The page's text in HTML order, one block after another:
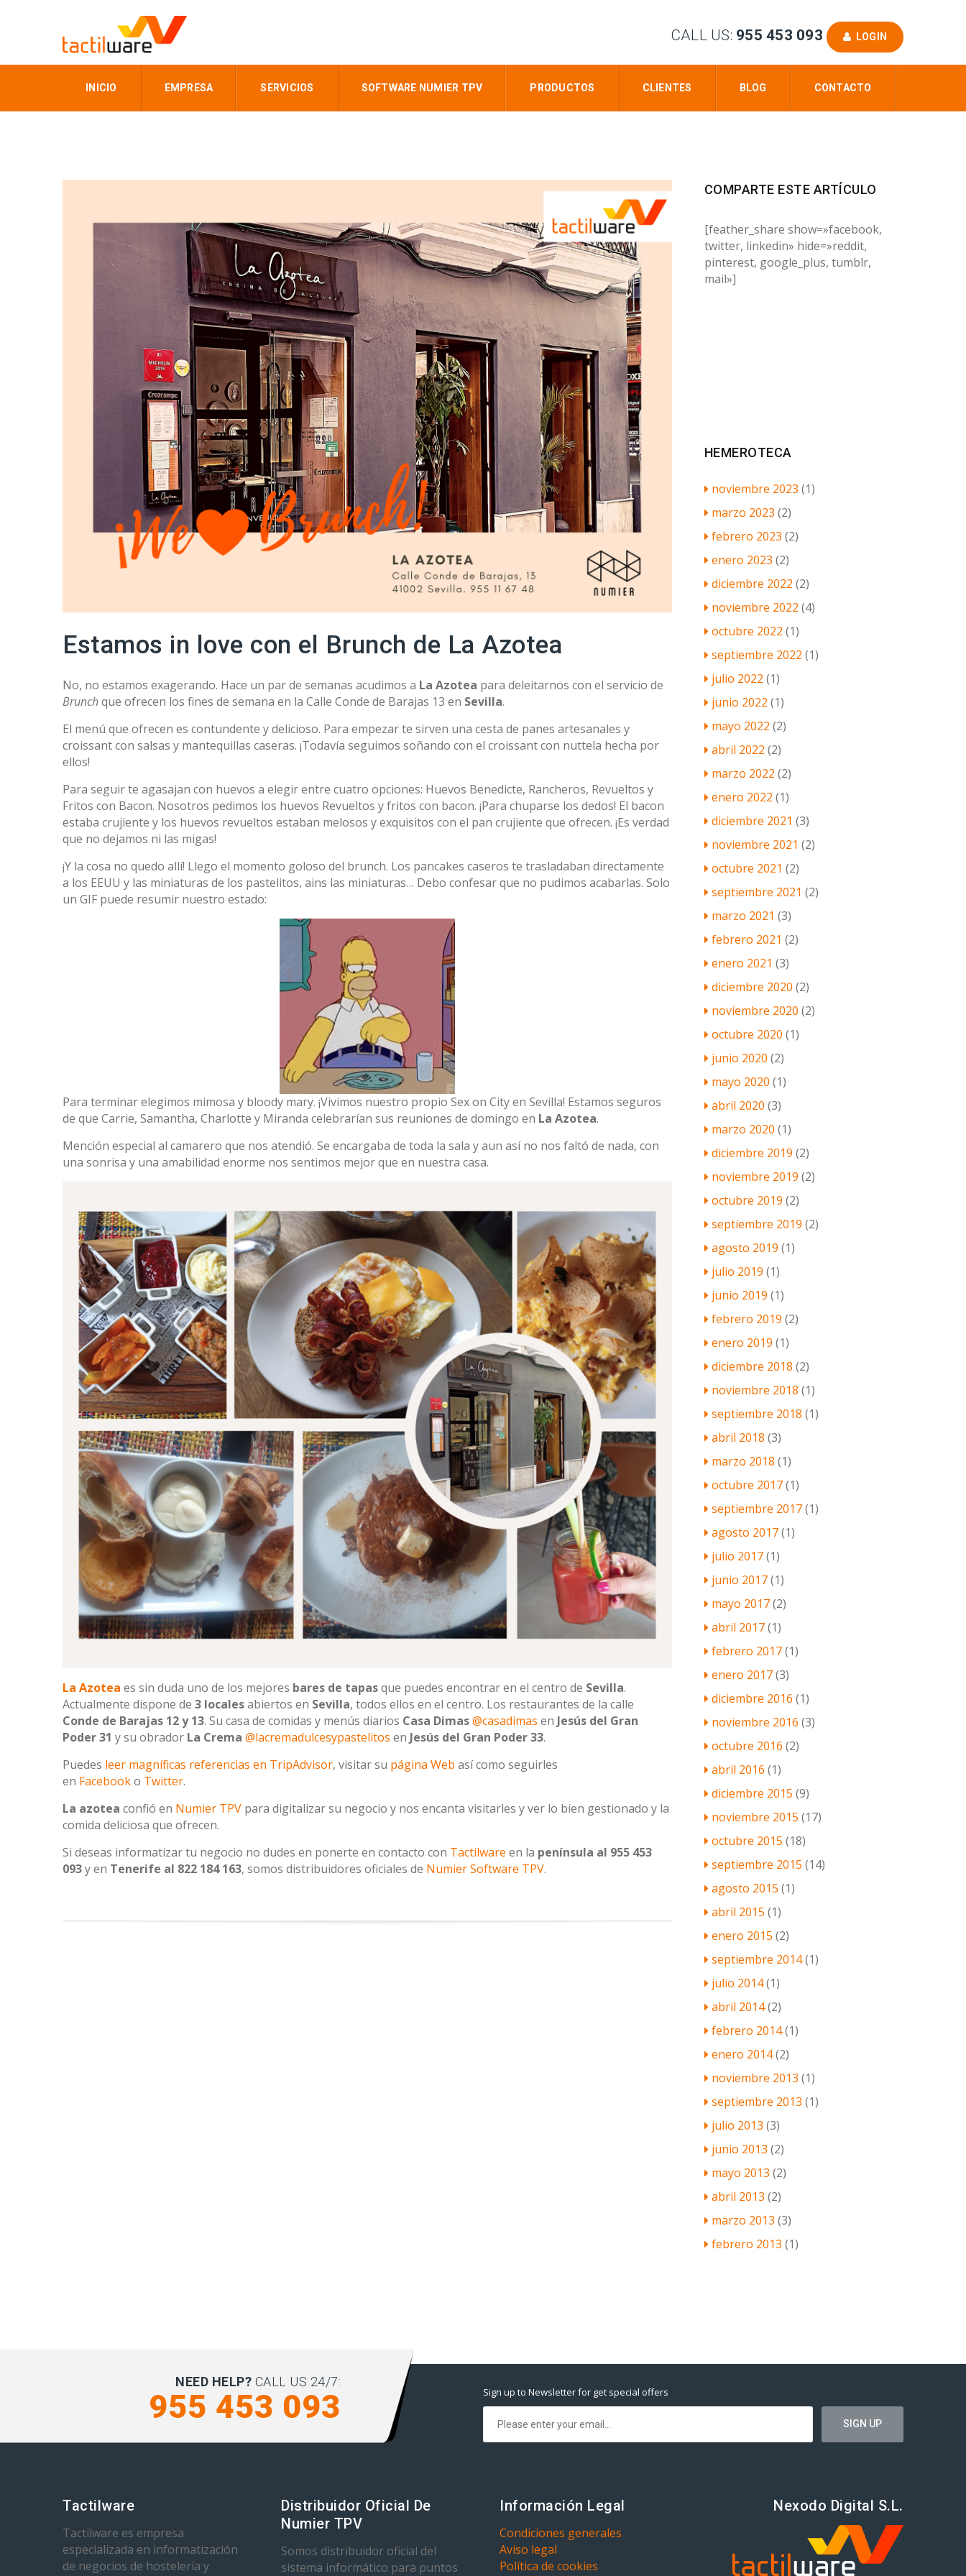
CALL US: 955 453 093 LOGIN
INICIO EMPRESA SERVICIOS SOFTWARE NUMIER TPV PRODUCTOS CLIENTES BLOG CONTACTO
Estamos in love con el Brunch de La Azotea
No, no estamos exagerando. Hace un par de semanas acudimos a La Azotea para deleitarnos con el servicio de
Brunchque ofrecen los fines de semana en la Calle Conde de Barajas 13 en Sevilla.
El menú que ofrecen es contundente y delicioso. Para empezar te sirven una cesta de panes artesanales y
croissant con salsas y mantequillas caseras. ¡Todavía seguimos soñando con el croissant con nuttela hecha por
ellos!
Para seguir te agasajan con huevos a elegir entre cuatro opciones: Huevos Benedicte, Rancheros, Revueltos y
Fritos con Bacon. Nosotros pedimos los huevos Revueltos y fritos con bacon. ¡Para chuparse los dedos! El bacon
estaba crujiente y los huevos revueltos estaban melosos y exquisitos con el pan crujiente que ofrecen. ¡Es verdad
que no dejamos ni las migas!
¡Y la cosa no quedo allí! Llego el momento goloso del brunch. Los pancakes caseros te trasladaban directamente
a los EEUU y las miniaturas de los pastelitos, ains las miniaturas… Debo confesar que no pudimos acabarlas. Solo
un GIF puede resumir nuestro estado:
Para terminar elegimos mimosa y bloody mary. ¡Vivimos nuestro propio Sex on City en Sevilla! Estamos seguros
de que Carrie, Samantha, Charlotte y Miranda celebrarían sus reuniones de domingo en La Azotea.
Mención especial al camarero que nos atendió. Se encargaba de toda la sala y aun así no nos faltó de nada, con
una sonrisa y una amabilidad enorme nos sentimos mejor que en nuestra casa.
La Azotea es sin duda uno de los mejores bares de tapasque puedes encontrar en el centro de Sevilla.
Actualmente dispone de 3 localesabiertos en Sevilla, todos ellos en el centro. Los restaurantes de la calle
Conde de Barajas 12 y 13. Su casa de comidas y menús diarios Casa Dimas@casadimas en Jesús del Gran
Poder 31 y su obrador La Crema @lacremadulcesypastelitos en Jesús del Gran Poder 33.
Puedes leer magníficas referencias en TripAdvisor, visitar su página Web así como seguirles
en Facebooko Twitter.
La azotea confió en Numier TPV para digitalizar su negocio y nos encanta visitarles y ver lo bien gestionado y la
comida deliciosa que ofrecen.
Si deseas informatizar tu negocio no dudes en ponerte en contacto con Tactilware en la península al 955 453
093y en Tenerife al 822 184 163, somos distribuidores oficiales de Numier Software TPV.
COMPARTE ESTE ARTÍCULO
[feather_share show=»facebook,
twitter, linkedin» hide=»reddit,
pinterest, google_plus, tumblr,
mail»]
HEMEROTECA
noviembre 2023 (1)
marzo 2023 (2)
febrero 2023 (2)
enero 2023 (2)
diciembre 2022 (2)
noviembre 2022 (4)
octubre 2022 (1)
septiembre 2022 (1)
julio 2022 (1)
junio 2022 (1)
mayo 2022 (2)
abril 2022 (2)
marzo 2022 (2)
enero 2022 (1)
diciembre 2021 (3)
noviembre 2021 (2)
octubre 2021 (2)
septiembre 2021 (2)
marzo 2021 (3)
febrero 2021 (2)
enero 2021 (3)
diciembre 2020 (2)
noviembre 2020 (2)
octubre 2020 (1)
junio 2020 (2)
mayo 2020 (1)
abril 2020 (3)
marzo 2020 (1)
diciembre 2019 (2)
noviembre 2019 (2)
octubre 2019 (2)
septiembre 2019 (2)
agosto 2019 (1)
julio 2019 (1)
junio 2019 (1)
febrero 2019 (2)
enero 2019 (1)
diciembre 2018 (2)
noviembre 2018 (1)
septiembre 2018 (1)
abril 2018 (3)
marzo 2018 (1)
octubre 2017(1)
septiembre 2017(1)
agosto 2017(1)
julio 2017(1)
junio 2017(1)
mayo 2017(2)
abril 2017(1)
febrero 2017(1)
enero 2017(3)
diciembre 2016 (1)
noviembre 2016 (3)
octubre 2016 (2)
abril 2016 (1)
diciembre 2015 (9)
noviembre 2015 (17)
octubre 2015 (18)
septiembre 2015 (14)
agosto 2015 (1)
abril 2015 (1)
enero 2015 (2)
septiembre 2014(1)
julio 2014(1)
abril 2014(2)
febrero 2014(1)
enero 2014(2)
noviembre 2013 (1)
septiembre 2013 (1)
julio 2013 (3)
junio 2013 (2)
mayo 2013 (2)
abril 2013 (2)
marzo 2013 (3)
febrero 2013 (1)
NEED HELP? CALL US 24/7:
955 453 093 Sign up to Newsletter for get special offers
Tactilware
Tactilware es empresa
especializada en informatización
de negocios de hostelería y
Distribuidor Oficial De
Numier TPV
Somos distribuidor oficial del
sistema informático para puntos
Información Legal
Condiciones generales
Aviso legal
Política de cookies
Nexodo Digital S.L.